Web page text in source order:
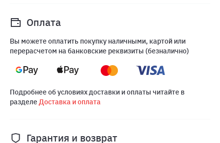
Оплата
Вы можете оплатить покупку наличными, картой или
перерасчетом на банковские реквизиты (безналично)
Подробнее об условиях доставки и оплаты читайте в
разделеДоставка и оплата
Гарантия и возврат